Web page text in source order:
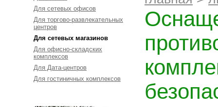
Для сетевых офисов
Для торгово-развлекательных
центров
Для сетевых магазинов
Для офисно-складских
комплексов
Для Дата-центров
Для гостиничных комплексов